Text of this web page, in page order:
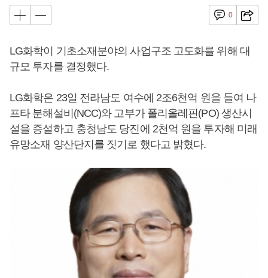
0
LG화학이 기초소재분야의 사업구조 고도화를 위해 대
규모 투자를 결정했다.
LG화학은 23일 전라남도 여수에 2조6천억 원을 들여 나
프타 분해설비(NCC)와 고부가 폴리올레핀(PO) 생산시
설을 증설하고 충청남도 당진에 2천억 원을 투자해 미래
유망소재 양산단지를 짓기로 했다고 밝혔다.